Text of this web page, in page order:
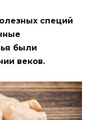
специй
были
веков.